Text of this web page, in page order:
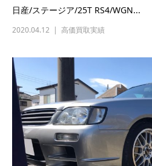
日産/ステージア/25T RS4/WGN...
2020.04.12 高価買取実績